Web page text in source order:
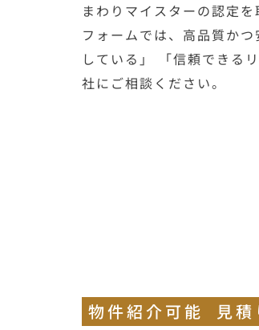
まわりマイスターの認定
フォームでは、高品質か
している」 「信頼できる
社にご相談ください。
物件紹介可能
見積